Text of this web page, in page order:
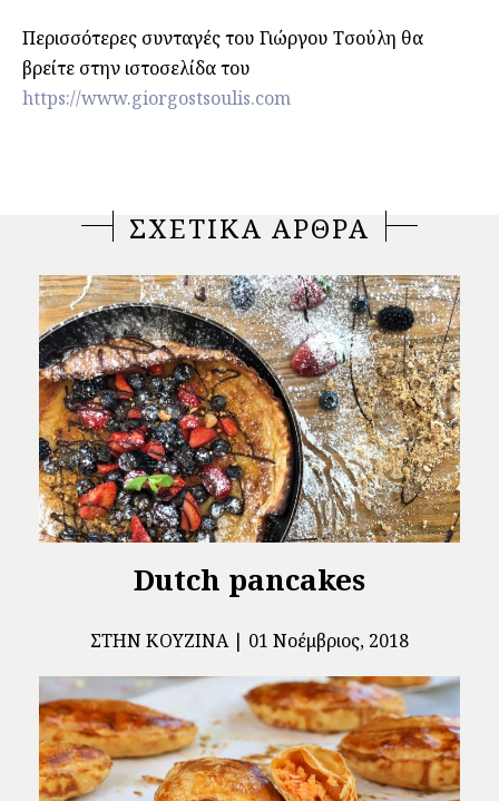
Περισσότερες συνταγές του Γιώργου Τσούλη θα
βρείτε στην ιστοσελίδα του
https://www.giorgostsoulis.com
ΣΧΕΤΙΚΑ ΑΡΘΡΑ
Dutch pancakes
ΣΤΗΝ ΚΟΥΖΊΝΑ 01 Νοέμβριος, 2018